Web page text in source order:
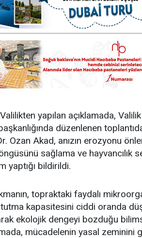
Valilikten yapılan açıklamada,
düzenlenen
Ozan Akad, anızın erozyonu
sağlama ve hayvancılık
yaptığı bildirildi.
topraktaki faydalı
kapasitesini ciddi oranda
ekolojik dengeyi bozduğu
mücadelenin yasal zeminini